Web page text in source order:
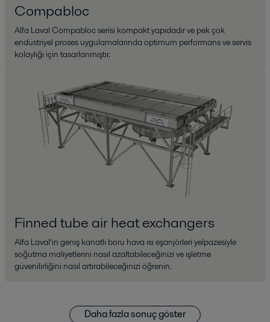
Compabloc
Alfa Laval Compabloc serisi kompakt yapıdadır ve pek çok
endüstriyel proses uygulamalarında optimum performans ve servis
kolaylığı için tasarlanmıştır.
Finned tube air heat exchangers
Alfa Laval’ın geniş kanatlı boru hava ısı eşanjörleri yelpazesiyle
soğutma maliyetlerini nasıl azaltabileceğinizi ve işletme
güvenilirliğini nasıl artırabileceğinizi öğrenin.
Daha fazla sonuç göster